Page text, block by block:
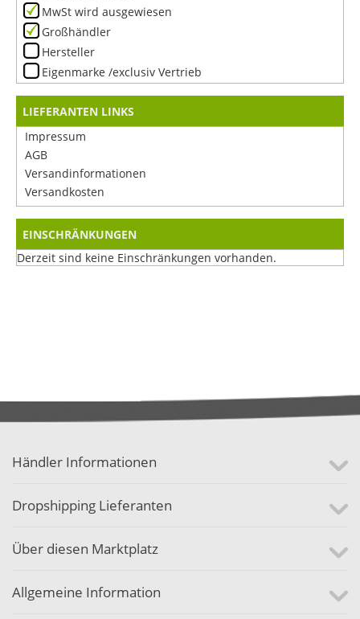
MwSt wird ausgewiesen
Großhändler
Hersteller
Eigenmarke /exclusiv Vertrieb
LIEFERANTEN LINKS
Impressum
AGB
Versandinformationen
Versandkosten
EINSCHRÄNKUNGEN
Derzeit sind keine Einschränkungen vorhanden.
Händler Informationen
Dropshipping Lieferanten
Über diesen Marktplatz
Allgemeine Information